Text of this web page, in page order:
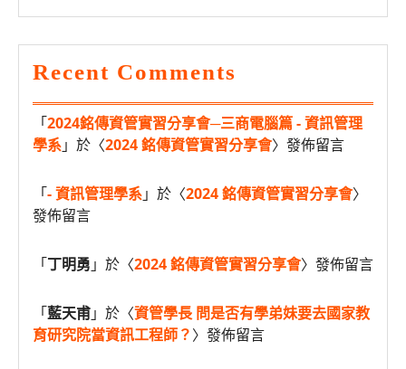
Recent Comments
「2024銘傳資管實習分享會─三商電腦篇 - 資訊管理
學系」於〈2024 銘傳資管實習分享會〉發佈留言
「- 資訊管理學系」於〈2024 銘傳資管實習分享會〉
發佈留言
「丁明勇 」於〈2024 銘傳資管實習分享會〉發佈留言
「藍天甫」於〈資管學長 問是否有學弟妹要去國家教
育研究院當資訊工程師？〉發佈留言